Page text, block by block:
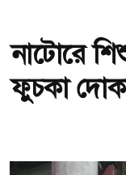
নাটোরে
ফুচকা